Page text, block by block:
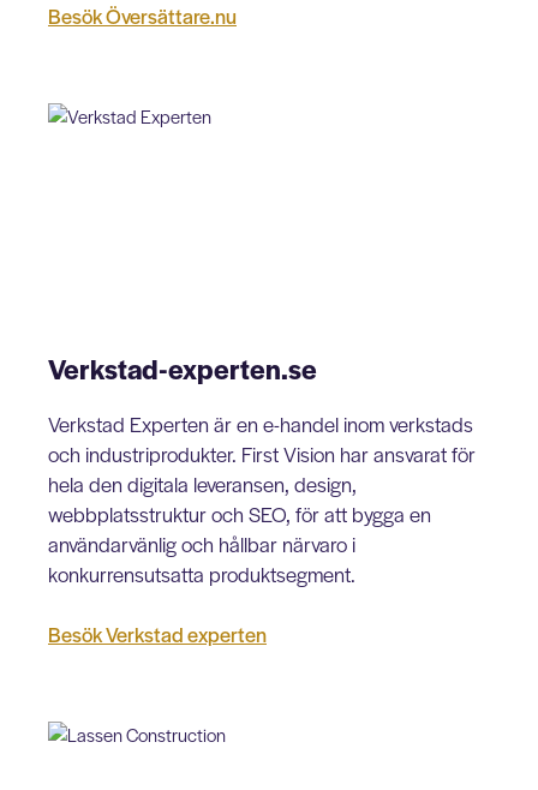
Besök Översättare.nu
Verkstad-experten.se
Verkstad Experten är en e-handel inom verkstads
och industriprodukter. First Vision har ansvarat för
hela den digitala leveransen, design,
webbplatsstruktur och SEO, för att bygga en
användarvänlig och hållbar närvaro i
konkurrensutsatta produktsegment.
Besök Verkstad experten